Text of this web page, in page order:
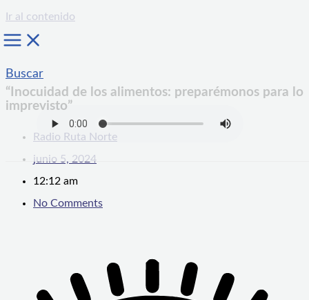
Ir al contenido
Buscar
“Inocuidad de los alimentos: preparémonos para lo
imprevisto”
Radio Ruta Norte
junio 5, 2024
12:12 am
No Comments